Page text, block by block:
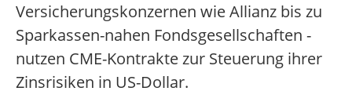
Versicherungskonzernen wie Allianz bis zu
Sparkassen-nahen Fondsgesellschaften -
nutzen CME-Kontrakte zur Steuerung ihrer
Zinsrisiken in US-Dollar.